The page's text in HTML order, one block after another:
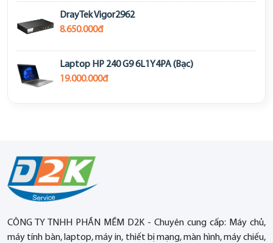
DrayTek Vigor2962
8.650.000đ
Laptop HP 240 G9 6L1Y4PA (Bạc)
19.000.000đ
CÔNG TY TNHH PHẦN MỀM D2K - Chuyên cung cấp: Máy chủ,
máy tính bàn, laptop, máy in, thiết bị mạng, màn hình, máy chiếu,